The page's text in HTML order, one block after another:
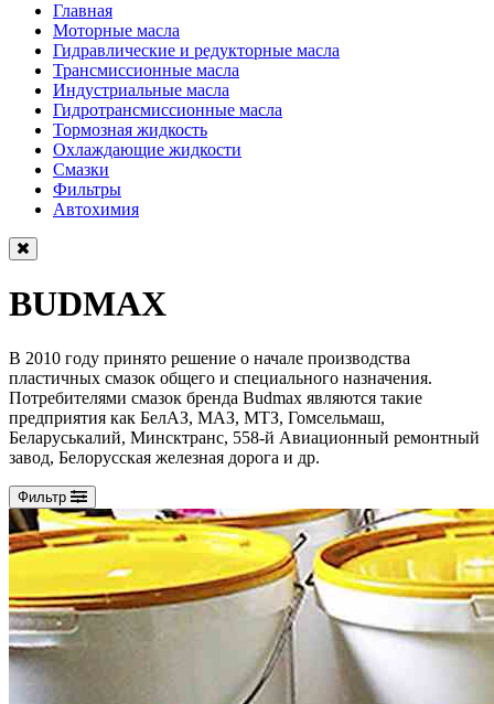
Главная
Моторные масла
Гидравлические и редукторные масла
Трансмиссионные масла
Индустриальные масла
Гидротрансмиссионные масла
Тормозная жидкость
Охлаждающие жидкости
Смазки
Фильтры
Автохимия
BUDMAX
В 2010 году принято решение о начале производства
пластичных смазок общего и специального назначения.
Потребителями смазок бренда Budmax являются такие
предприятия как БелАЗ, МАЗ, МТЗ, Гомсельмаш,
Беларуськалий, Минсктранс, 558-й Авиационный ремонтный
завод, Белорусская железная дорога и др.
Фильтр